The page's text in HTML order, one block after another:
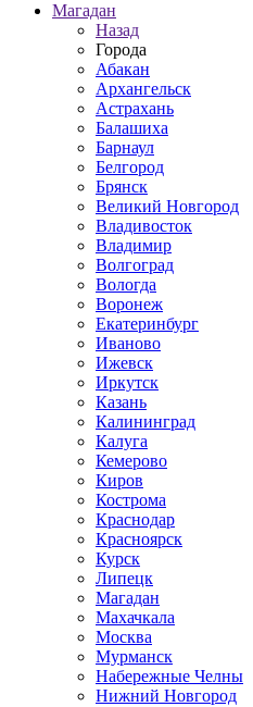
Магадан
Назад
Города
Абакан
Архангельск
Астрахань
Балашиха
Барнаул
Белгород
Брянск
Великий Новгород
Владивосток
Владимир
Волгоград
Вологда
Воронеж
Екатеринбург
Иваново
Ижевск
Иркутск
Казань
Калининград
Калуга
Кемерово
Киров
Кострома
Краснодар
Красноярск
Курск
Липецк
Магадан
Махачкала
Москва
Мурманск
Набережные Челны
Нижний Новгород